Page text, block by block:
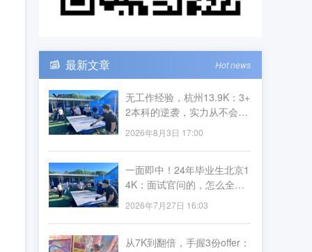
最新文章 Hot news
无工作经验，杭州13.9K：3+
2本科的逆袭，实力从不会被
学历定义
2026年8月3日 17:00
一面即中！24年毕业生北京1
4K：面试官问的，怎么全是
李导讲过的？
2026年7月27日 16:03
从7K到翻倍，手握3份offer：